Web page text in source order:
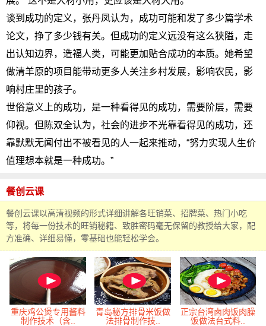
谈到成功的定义，张丹凤认为，成功可能和发了多少篇学术
论文，挣了多少钱有关。但成功的定义远没有这么狭隘，走
出认知边界，造福人类，可能更加贴合成功的本质。她希望
做清羊原的项目能带动更多人关注乡村发展，影响农民，影
响村庄里的孩子。
世俗意义上的成功，是一种看得见的成功，需要阶层，需要
仰视。但陈双全认为，社会的进步不光靠看得见的成功，还
靠默默无闻付出不被看见的人一起来推动，“努力实现人生价
值理想本就是一种成功。”
餐创云课
餐创云课以高清视频的形式详细讲解各旺销菜、招牌菜、热门小吃
等，将每一份技术的旺销秘籍、致胜密码毫无保留的教授给大家，配
方准确、详细易懂，零基础也能轻松学会。
重庆鸡公煲专用酱料
制作技术（含..
青岛秘方排骨米饭做
法排骨制作技..
正宗台湾卤肉饭肉臊
饭做法台式料..